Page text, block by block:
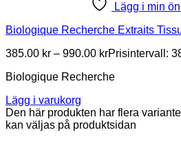
Lägg i min
Biologique Recherche Extraits
385.00 kr – 990.00 krPrisintervall:
Biologique Recherche
Lägg i varukorg
Den här produkten har flera
kan väljas på produktsidan